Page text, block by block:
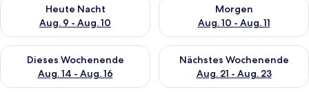
Heute Nacht
Aug. 9 - Aug. 10
Morgen
Aug. 10 - Aug. 11
Dieses Wochenende
Aug. 14 - Aug. 16
Überprüfe die Verfügbarkeit für dieses Wochenende, Aug. 14
Nächstes Wochenende
Aug. 21 - Aug. 23
Überprüfe die Verfügbarkeit